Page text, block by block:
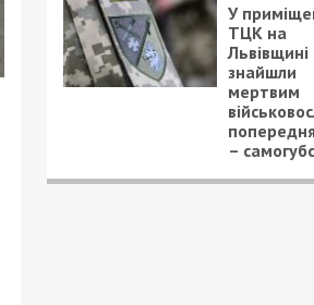
У
ТЦК на
Львівщині
знайшли
мертвим
–